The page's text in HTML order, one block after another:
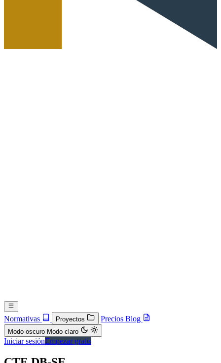
Normativas Proyectos Precios Blog
Modo oscuro Modo claro
Iniciar sesiónEmpezar gratis